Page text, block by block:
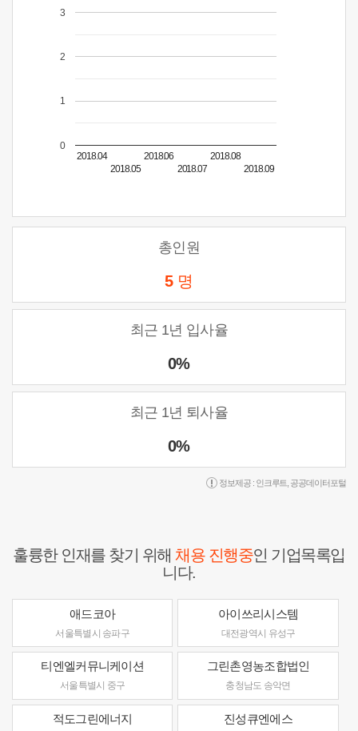
2018.04
2018.05
2018.06
2018.07
2018.08
2018.09
0
1
2
3
총인원
5 명
최근 1년 입사율
0%
최근 1년 퇴사율
0%
정보제공 : 인크루트 공공데이터포털
훌륭한 인재를 찾기 위해채용 진행중인 기업목록입
니다.
애드코아
서울특별시 송파구
아이쓰리시스템
대전광역시 유성구
티엔엘커뮤니케이션
서울특별시 중구
그린촌영농조합법인
충청남도 송악면
적도그린에너지 진성큐엔에스